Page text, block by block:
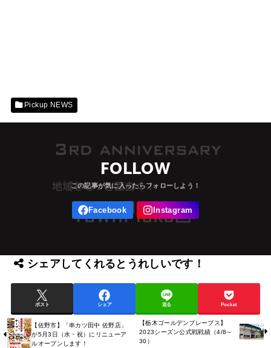
Pickup NEWS
FOLLOW
シェアしてくれるとうれしいです！
ポスト シェア 送る Pocket
【佐野市】「串カツ田中 佐野店」
が5月3日（水・祝）にリニューア
ルオープンします！
【栃木ゴールデンブレーブス】
2023シーズン公式戦戦績（4/8～
30）